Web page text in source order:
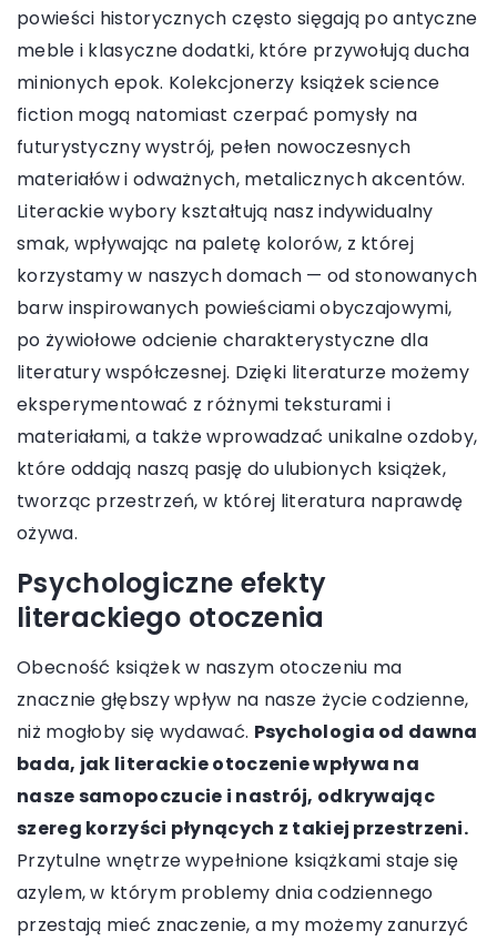
powieści historycznych często sięgają po antyczne
meble i klasyczne dodatki, które przywołują ducha
minionych epok. Kolekcjonerzy książek science
fiction mogą natomiast czerpać pomysły na
futurystyczny wystrój, pełen nowoczesnych
materiałów i odważnych, metalicznych akcentów.
Literackie wybory kształtują nasz indywidualny
smak, wpływając na paletę kolorów, z której
korzystamy w naszych domach — od stonowanych
barw inspirowanych powieściami obyczajowymi,
po żywiołowe odcienie charakterystyczne dla
literatury współczesnej. Dzięki literaturze możemy
eksperymentować z różnymi teksturami i
materiałami, a także wprowadzać unikalne ozdoby,
które oddają naszą pasję do ulubionych książek,
tworząc przestrzeń, w której literatura naprawdę
ożywa.
Psychologiczne efekty
literackiego otoczenia
Obecność książek w naszym otoczeniu ma
znacznie głębszy wpływ na nasze życie codzienne,
niż mogłoby się wydawać. Psychologia od dawna
bada, jak literackie otoczenie wpływa na
nasze samopoczucie i nastrój, odkrywając
szereg korzyści płynących z takiej przestrzeni.
Przytulne wnętrze wypełnione książkami staje się
azylem, w którym problemy dnia codziennego
przestają mieć znaczenie, a my możemy zanurzyć